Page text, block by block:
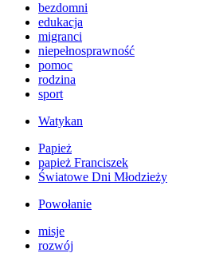
bezdomni
edukacja
migranci
niepełnosprawność
pomoc
rodzina
sport
Watykan
Papież
papież Franciszek
Światowe Dni Młodzieży
Powołanie
misje
rozwój